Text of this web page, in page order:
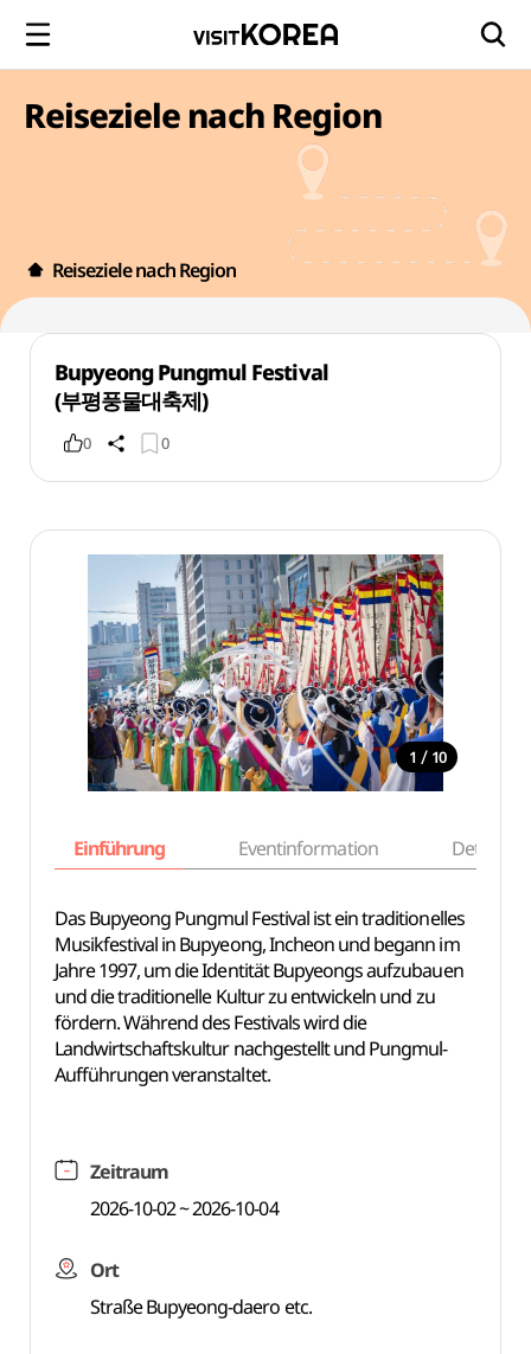
Reiseziele nach Region
Reiseziele nach Region
Bupyeong Pungmul Festival
(부평풍물대축제)
0 0
1 / 10
Einführung Eventinformation Details
Das Bupyeong Pungmul Festival ist ein traditionelles
Musikfestival in Bupyeong, Incheon und begann im
Jahre 1997, um die Identität Bupyeongs aufzubauen
und die traditionelle Kultur zu entwickeln und zu
fördern. Während des Festivals wird die
Landwirtschaftskultur nachgestellt und Pungmul-
Aufführungen veranstaltet.
Zeitraum
2026-10-02 ~ 2026-10-04
Ort
Straße Bupyeong-daero etc.